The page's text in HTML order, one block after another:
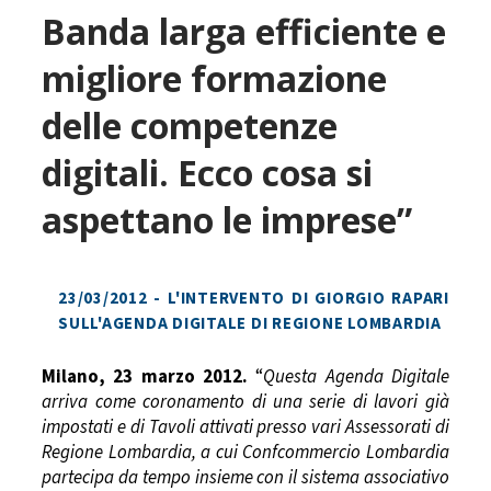
Banda larga efficiente e
migliore formazione
delle competenze
digitali. Ecco cosa si
aspettano le imprese”
23/03/2012 - L'INTERVENTO DI GIORGIO RAPARI
SULL'AGENDA DIGITALE DI REGIONE LOMBARDIA
Milano, 23 marzo 2012. “Questa Agenda Digitale
arriva come coronamento di una serie di lavori già
impostati e di Tavoli attivati presso vari Assessorati di
Regione Lombardia, a cui Confcommercio Lombardia
partecipa da tempo insieme con il sistema associativo